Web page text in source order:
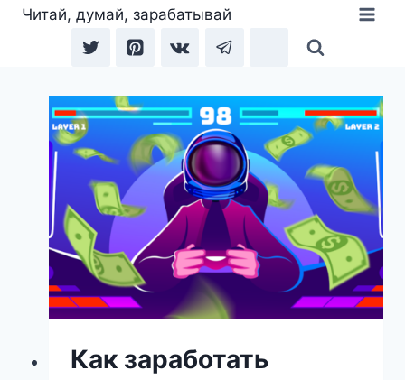
Перейти
Читай, думай, зарабатывай
Как заработать